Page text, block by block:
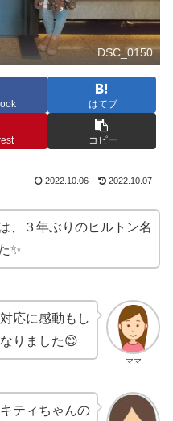
DSC_0150
はてブ
コピー
2022.10.06 2022.10.07
、３年ぶりのヒルトン名
✨
ママ
応に感動もし
りました😊
ティちゃんの